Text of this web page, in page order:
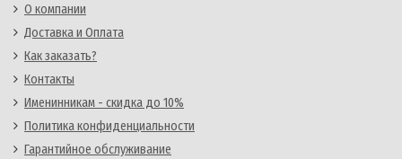
О компании
Доставка и Оплата
Как заказать?
Контакты
Именинникам - скидка до 10%
Политика конфиденциальности
Гарантийное обслуживание